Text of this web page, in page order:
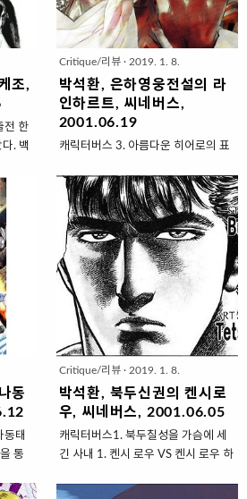
자발
비해
를
인 운
화가
형
마치
식을
가가 이스트우드를 모델로 했다고 굳
이 설명했을 만큼 추공은 아무렇게나
버려져서 길들여지지 않은 야생의 동
물 같은 느낌을 지녔다. 항상 입고 있
는 검은 장포 처럼 길게 늘어트린 머
리칼과 날카로운 듯 우수에 젖은 눈동
자, 살짝 올라간 턱 끝의 거만함만큼
이나 스스로에게도 관대하지 못한 절
때보다 적을 앞에두고 혼자 있을 ..
조,
전 한
. 백
서만
나
을
를
은 새
을
식이
새로
서 바
고,
에
음반
남자
않을
Critique/리뷰· 2019. 1. 8.
박석환, 은하영웅전설의 라
인하르트, 씨네버스,
2001.06.19
캐릭터버스 3. 아름다운 히어로의 표
재미있다. 전설 따라 삼천리 같은 오
래 된 옛 것의 이야기도 그렇거니와,
현재의 시점을 아주 먼 미래로 설정하
고 이를 목격한 듯한 전지적 시점의
화자에게 듣는 것도 그렇다. 구술로
전해지는 전설이 허황 된 이미지를 남
발하는 것에 그친다면 어문으로 전달
되는 전설은 종이 한 장의 폭만큼이나
분명하고, 뚜렷한 기록만큼이나 선명
하다. 그래서 구전되는 민가의 이야기
보다 기록되는 왕조와 영웅들의 이야
기는 탐스러운 ‘볼 것’, ‘읽을 거리’로서
가치를 지닌다. 전설이 가치를 지닌다
는 것은 ‘가치’를 측정하는 현재의 시
선에 따라 그 전설이 편집될 수 있음
서 읽히던 가 현재에 이르러서는 인간
동
동태
통
표현
Critique/리뷰· 2019. 1. 8.
박석환, 북두신권의 켄시로
우, 씨네버스, 2001.06.05
캐릭터버스1. 북두칠성을 가슴에 세
긴 사내 1. 켄시 로우 VS 켄시 로우 하
구성, 대형 서사극 전문 스토리텔러